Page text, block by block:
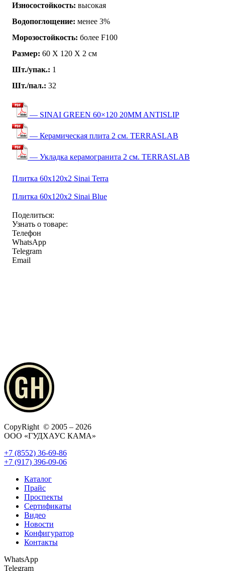
Износостойкость: высокая
Водопоглощение: менее 3%
Морозостойкость: более F100
Размер: 60 Х 120 Х 2 см
Шт./упак.: 1
Шт./пал.: 32
— SINAI GREEN 60×120 20MM ANTISLIP
— Керамическая плита 2 см. TERRASLAB
— Укладка керамогранита 2 см. TERRASLAB
Плитка 60x120x2 Sinai Terra
Плитка 60x120x2 Sinai Blue
Поделиться:
Узнать о товаре:
Телефон
WhatsApp
Telegram
Email
CopyRight © 2005 – 2026
ООО «ГУДХАУС КАМА»
+7 (8552) 36-69-86
+7 (917) 396-09-06
Каталог
Прайс
Проспекты
Сертификаты
Видео
Новости
Конфигуратор
Контакты
WhatsApp
Telegram